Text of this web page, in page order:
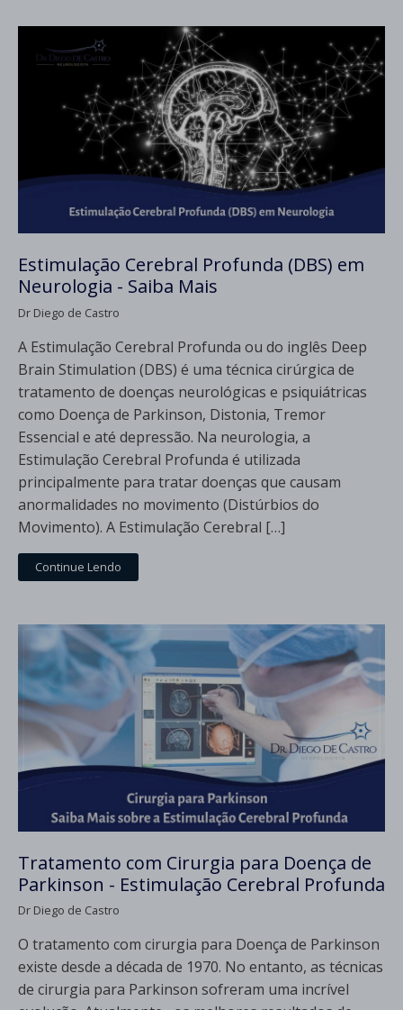
Estimulação Cerebral Profunda (DBS) em
Neurologia - Saiba Mais
Dr Diego de Castro
A Estimulação Cerebral Profunda ou do inglês Deep
Brain Stimulation (DBS) é uma técnica cirúrgica de
tratamento de doenças neurológicas e psiquiátricas
como Doença de Parkinson, Distonia, Tremor
Essencial e até depressão. Na neurologia, a
Estimulação Cerebral Profunda é utilizada
principalmente para tratar doenças que causam
anormalidades no movimento (Distúrbios do
Movimento). A Estimulação Cerebral […]
Continue Lendo
Tratamento com Cirurgia para Doença de
Parkinson - Estimulação Cerebral Profunda
Dr Diego de Castro
O tratamento com cirurgia para Doença de Parkinson
existe desde a década de 1970. No entanto, as técnicas
de cirurgia para Parkinson sofreram uma incrível